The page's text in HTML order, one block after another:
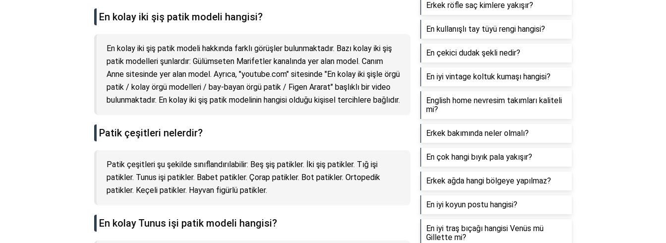
En kolay iki şiş patik modeli hangisi?
En kolay iki şiş patik modeli hakkında farklı görüşler bulunmaktadır. Bazı kolay iki şiş
patik modelleri şunlardır: Gülümseten Marifetler kanalında yer alan model. Canım
Anne sitesinde yer alan model. Ayrıca, "youtube.com" sitesinde "En kolay iki şişle örgü
patik / kolay örgü modelleri / bay-bayan örgü patik / Figen Ararat" başlıklı bir video
bulunmaktadır. En kolay iki şiş patik modelinin hangisi olduğu kişisel tercihlere bağlıdır.
Patik çeşitleri nelerdir?
Patik çeşitleri şu şekilde sınıflandırılabilir: Beş şiş patikler. İki şiş patikler. Tığ işi
patikler. Tunus işi patikler. Babet patikler. Çorap patikler. Bot patikler. Ortopedik
patikler. Keçeli patikler. Hayvan figürlü patikler.
En kolay Tunus işi patik modeli hangisi?
Erkek röfle saç kimlere yakışır?
En kullanışlı tay tüyü rengi hangisi?
En çekici dudak şekli nedir?
En iyi vintage koltuk kumaşı hangisi?
English home nevresim takımları kaliteli
mi?
Erkek bakımında neler olmalı?
En çok hangi bıyık pala yakışır?
Erkek ağda hangi bölgeye yapılmaz?
En iyi koyun postu hangisi?
En iyi traş bıçağı hangisi Venüs mü
Gillette mi?